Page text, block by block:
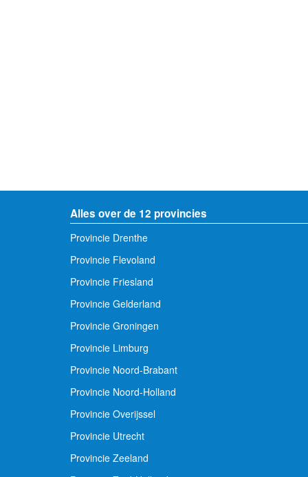
Alles over de 12 provincies
Provincie Drenthe
Provincie Flevoland
Provincie Friesland
Provincie Gelderland
Provincie Groningen
Provincie Limburg
Provincie Noord-Brabant
Provincie Noord-Holland
Provincie Overijssel
Provincie Utrecht
Provincie Zeeland